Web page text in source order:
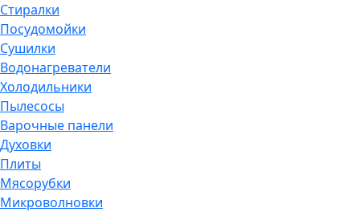
Стиралки
Посудомойки
Сушилки
Водонагреватели
Холодильники
Пылесосы
Варочные панели
Духовки
Плиты
Мясорубки
Микроволновки